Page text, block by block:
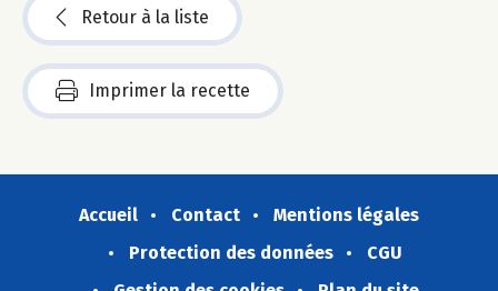
Retour à la liste
Imprimer la recette
Accueil Contact
Mentions légales
Protection des données
CGU